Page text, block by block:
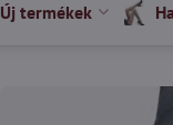
Új termékek